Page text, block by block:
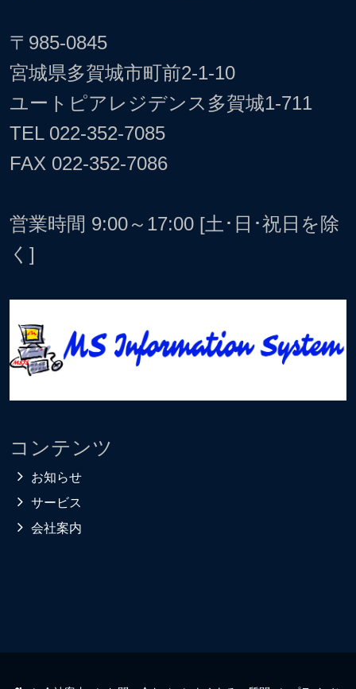
〒985-0845
宮城県多賀城市町前2-1-10
ユートピアレジデンス多賀城1-711
TEL 022-352-7085
FAX 022-352-7086
営業時間 9:00～17:00 [土･日･祝日を除
く]
コンテンツ
お知らせ
サービス
会社案内